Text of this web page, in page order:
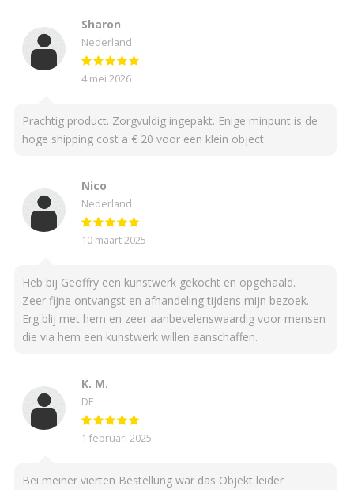
Sharon
Nederland
4 mei 2026
Prachtig product. Zorgvuldig ingepakt. Enige minpunt is de
hoge shipping cost a € 20 voor een klein object
Nico
Nederland
10 maart 2025
Heb bij Geoffry een kunstwerk gekocht en opgehaald.
Zeer fijne ontvangst en afhandeling tijdens mijn bezoek.
Erg blij met hem en zeer aanbevelenswaardig voor mensen
die via hem een kunstwerk willen aanschaffen.
K. M.
DE
1 februari 2025
Bei meiner vierten Bestellung war das Objekt leider